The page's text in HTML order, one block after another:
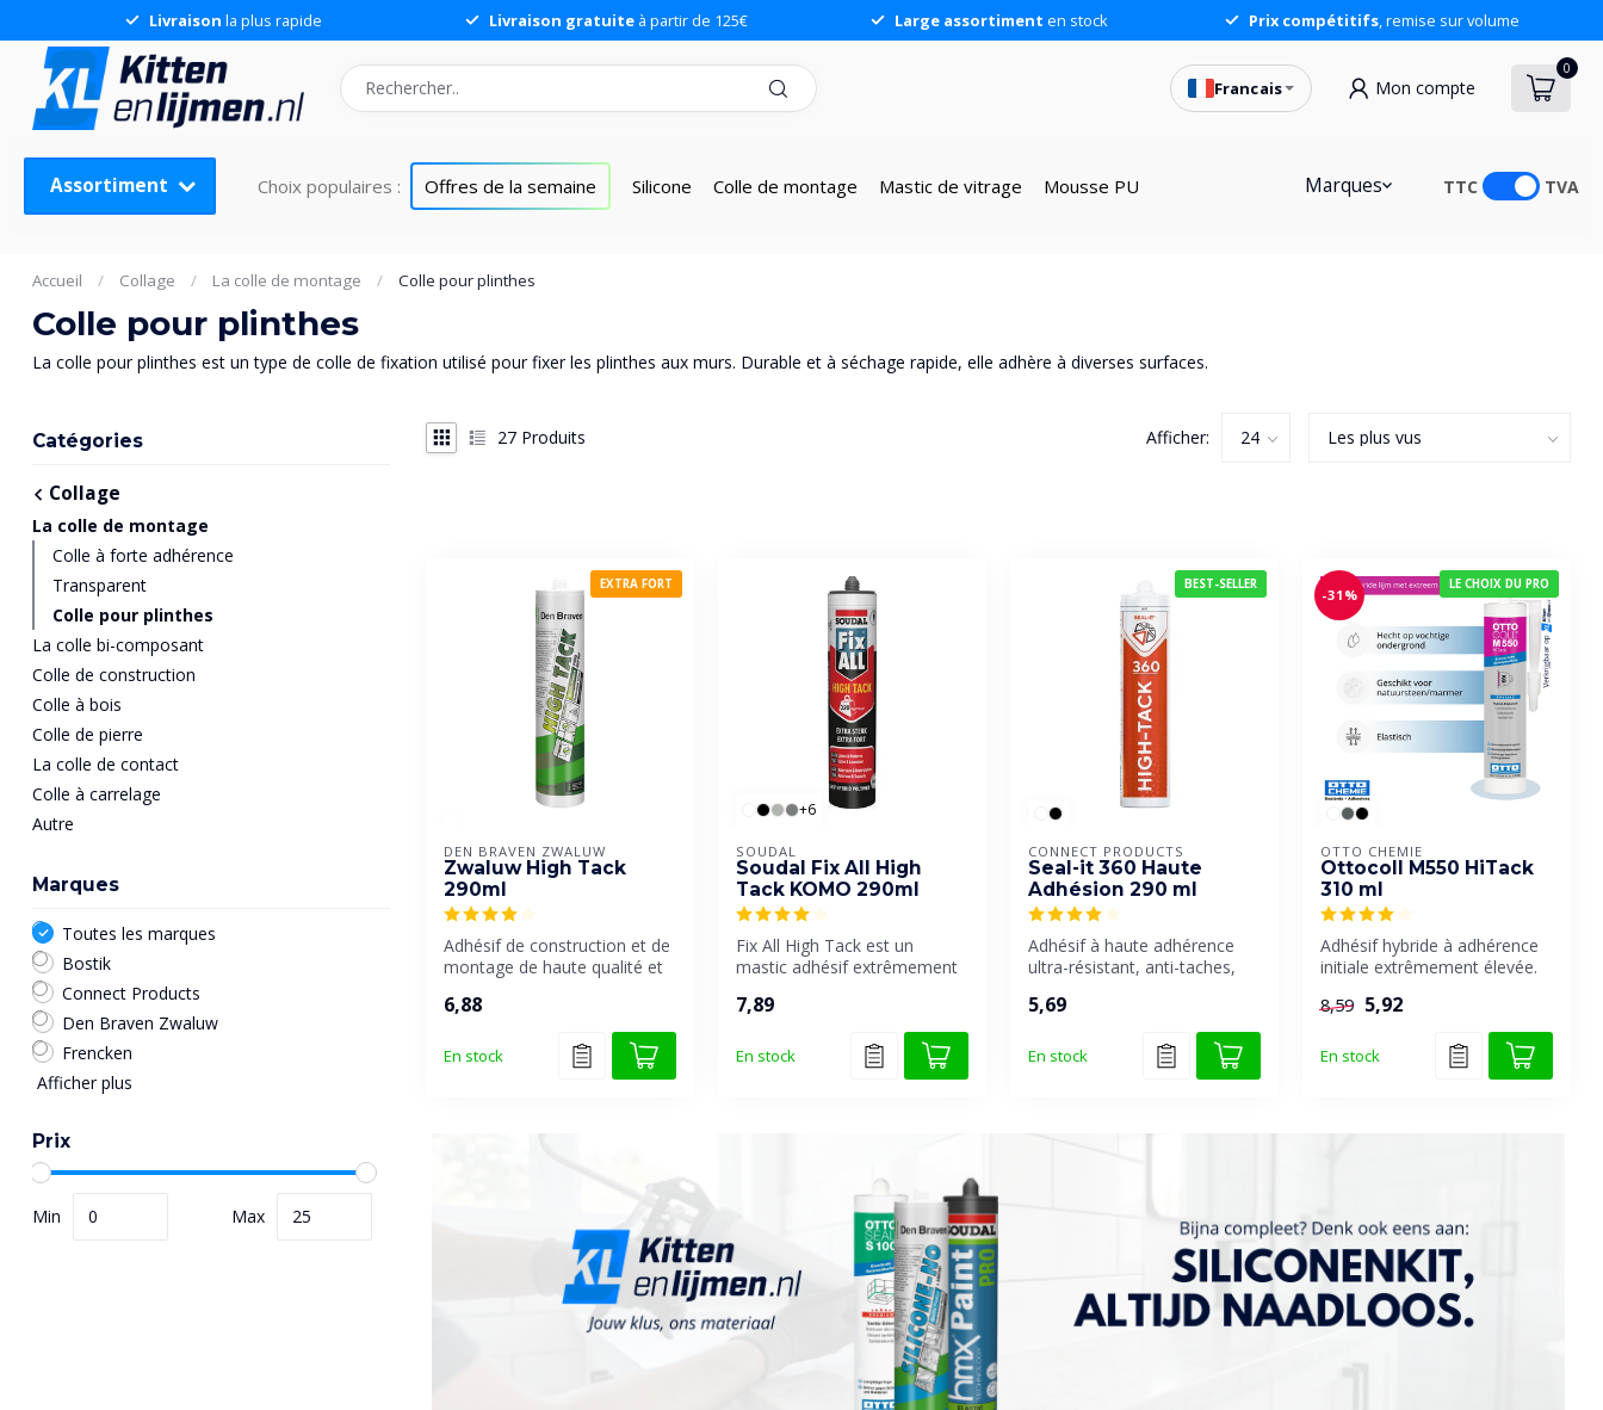
Livraison la plus rapide Livraison gratuite à partir de 125€ Large assortiment en stock Prix compétitifs, remise sur volume
Francais Mon compte
0
Assortiment Choix populaires : Offres de la semaine Silicone Colle de montage Mastic de vitrage Mousse PU Marques TTC TVA
Accueil / Collage / La colle de montage / Colle pour plinthes
Colle pour plinthes
La colle pour plinthes est un type de colle de fixation utilisé pour fixer les plinthes aux murs. Durable et à séchage rapide, elle adhère à diverses surfaces.
Catégories
Collage
La colle de montage
Colle à forte adhérence
Transparent
Colle pour plinthes
La colle bi-composant
Colle de construction
Colle à bois
Colle de pierre
La colle de contact
Colle à carrelage
Autre
Marques
Toutes les marques
Bostik
Connect Products
Den Braven Zwaluw
Frencken
Afficher plus
Prix
Min Max
27 Produits Afficher:
EXTRA FORT
DEN BRAVEN ZWALUW
Zwaluw High Tack
290ml
Adhésif de construction et de
montage de haute qualité et
6,88
En stock
+6
SOUDAL
Soudal Fix All High
Tack KOMO 290ml
Fix All High Tack est un
mastic adhésif extrêmement
7,89
En stock
BEST-SELLER
CONNECT PRODUCTS
Seal-it 360 Haute
Adhésion 290 ml
Adhésif à haute adhérence
ultra-résistant, anti-taches,
5,69
En stock
LE CHOIX DU PRO
-31%
OTTO CHEMIE
Ottocoll M550 HiTack
310 ml
Adhésif hybride à adhérence
initiale extrêmement élevée.
8,59 5,92
En stock